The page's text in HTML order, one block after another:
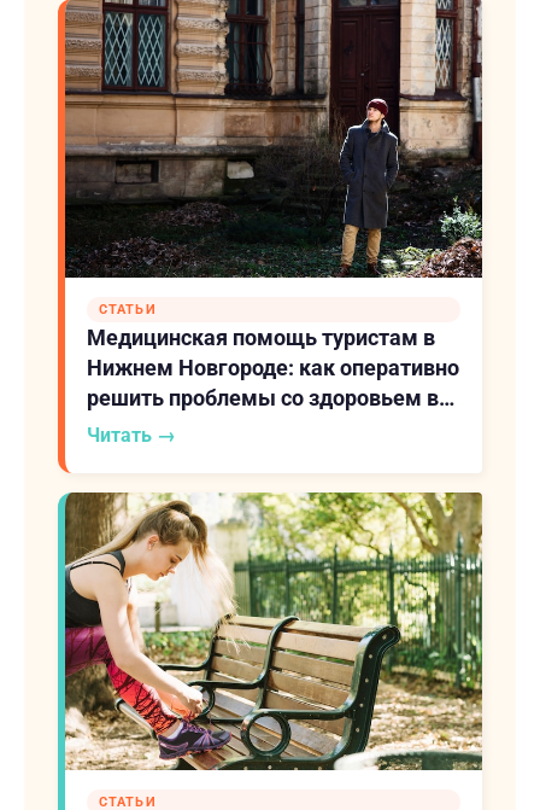
СТАТЬИ
Медицинская помощь туристам в
Нижнем Новгороде: как оперативно
решить проблемы со здоровьем в
путешествии
Читать →
СТАТЬИ